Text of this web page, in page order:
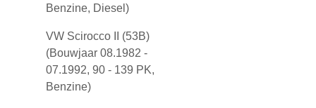
Benzine, Diesel)
VW Scirocco II (53B)
(Bouwjaar 08.1982 -
07.1992, 90 - 139 PK,
Benzine)